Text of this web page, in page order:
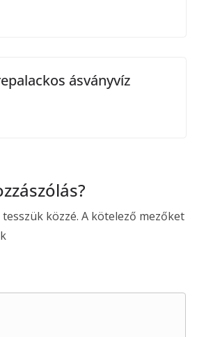
ásványvíz
közzé. A kötelező mezőket